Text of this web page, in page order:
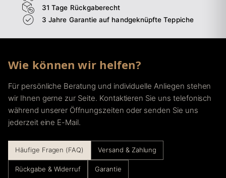
31 Tage Rückgaberecht
3 Jahre Garantie auf handgeknüpfte Teppiche
Wie können wir helfen?
Für persönliche Beratung und individuelle Anliegen stehen
wir Ihnen gerne zur Seite. Kontaktieren Sie uns telefonisch
während unserer Öffnungszeiten oder senden Sie uns
jederzeit eine E-Mail.
Häufige Fragen (FAQ) Versand & Zahlung
Rückgabe & Widerruf Garantie